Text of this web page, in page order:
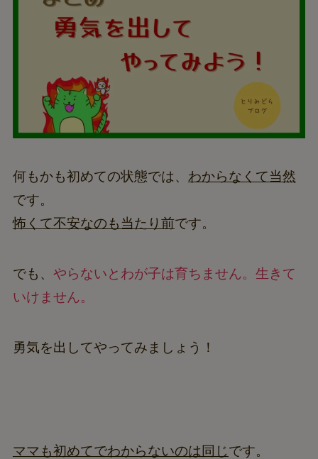
何もかも初めての状態では、 わからなくて当然
です。
怖くて不安なのも当たり前です。
でも、 やらないとわが子は育ちません。生きて
いけません。
勇気を出してやってみましょう！
ママも初めてでわからないのは同じです。